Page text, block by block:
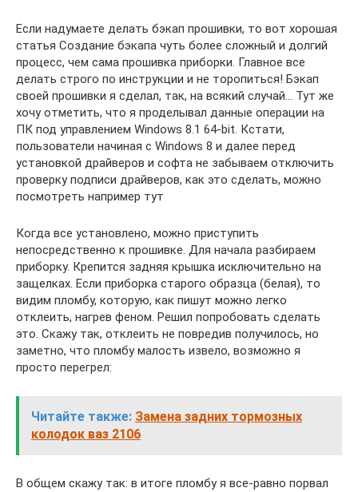
Если надумаете делать бэкап прошивки, то вот хорошая
статья Создание бэкапа чуть более сложный и долгий
процесс, чем сама прошивка приборки. Главное все
делать строго по инструкции и не торопиться! Бэкап
своей прошивки я сделал, так, на всякий случай… Тут же
хочу отметить, что я проделывал данные операции на
ПК под управлением Windows 8.1 64-bit. Кстати,
пользователи начиная с Windows 8 и далее перед
установкой драйверов и софта не забываем отключить
проверку подписи драйверов, как это сделать, можно
посмотреть например тут
Когда все установлено, можно приступить
непосредственно к прошивке. Для начала разбираем
приборку. Крепится задняя крышка исключительно на
защелках. Если приборка старого образца (белая), то
видим пломбу, которую, как пишут можно легко
отклеить, нагрев феном. Решил попробовать сделать
это. Скажу так, отклеить не повредив получилось, но
заметно, что пломбу малость извело, возможно я
просто перегрел:
Читайте также: Замена задних тормозных
колодок ваз 2106
В общем скажу так: в итоге пломбу я все-равно порвал